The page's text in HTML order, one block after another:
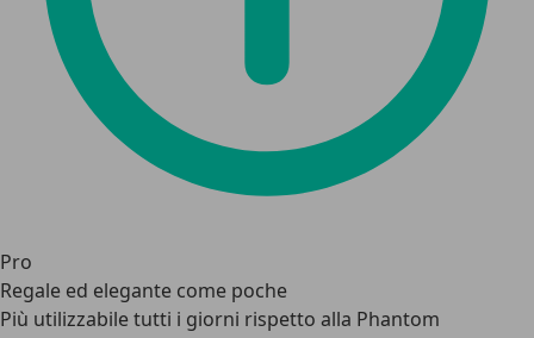
Pro
Regale ed elegante come poche
Più utilizzabile tutti i giorni rispetto alla Phantom